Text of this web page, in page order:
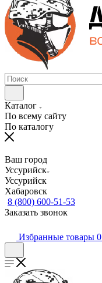
Каталог
По всему сайту
По каталогу
Ваш город
Уссурийск
Уссурийск
Хабаровск
8 (800) 600-51-53
Заказать звонок
Избранные товары 0